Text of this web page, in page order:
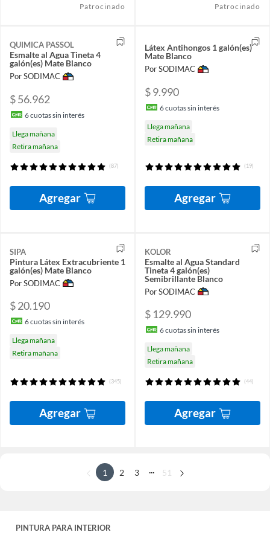
Patrocinado Patrocinado
QUIMICA PASSOL
Esmalte al Agua Tineta 4
galón(es) Mate Blanco
Por SODIMAC
$ 56.962
6cuotas sin interés
Llega mañana
Retira mañana
(87)
Agregar
Látex Antihongos 1 galón(es)
Mate Blanco
Por SODIMAC
$ 9.990
6cuotas sin interés
Llega mañana
Retira mañana
(19)
Agregar
SIPA
Pintura Látex Extracubriente 1
galón(es) Mate Blanco
Por SODIMAC
$ 20.190
6cuotas sin interés
Llega mañana
Retira mañana
(345)
Agregar
KOLOR
Esmalte al Agua Standard
Tineta 4 galón(es)
Semibrillante Blanco
Por SODIMAC
$ 129.990
6cuotas sin interés
Llega mañana
Retira mañana
(44)
Agregar
1 2 3 51
PINTURA PARA INTERIOR